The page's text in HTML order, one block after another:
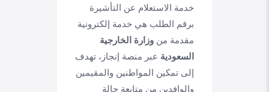
خدمة الاستعلام عن التأشيرة
برقم الطلب هي خدمة إلكترونية
مقدمة من وزارة الخارجية
السعودية عبر منصة إنجاز، تهدف
إلى تمكين المواطنين والمقيمين
والوافدين من متابعة حالة